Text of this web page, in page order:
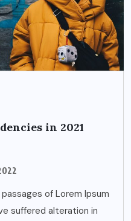
in 2021
of Lorem Ipsum
suffered alteration in